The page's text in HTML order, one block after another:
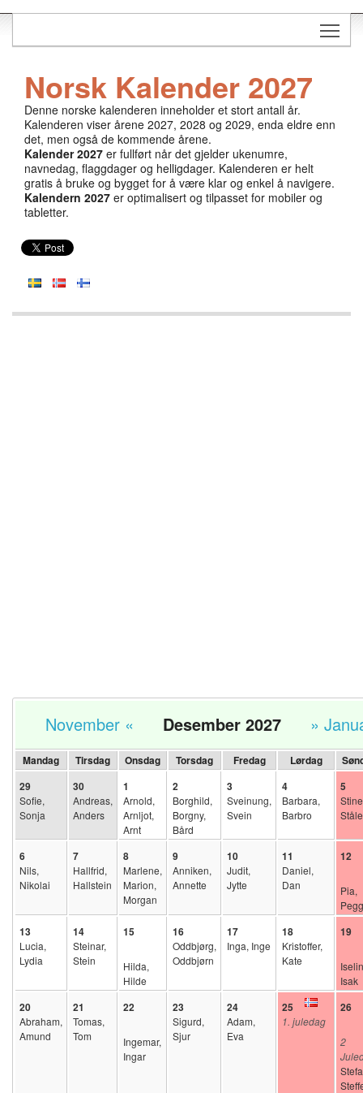
Norsk Kalender 2027
Denne norske kalenderen inneholder et stort antall år.
Kalenderen viser årene 2027, 2028 og 2029, enda eldre enn
det, men også de kommende årene.
Kalender 2027 er fullført når det gjelder ukenumre,
navnedag, flaggdager og helligdager. Kalenderen er helt
gratis å bruke og bygget for å være klar og enkel å navigere.
Kalendern 2027 er optimalisert og tilpasset for mobiler og
tabletter.
November « Desember 2027 »
Mandag Tirsdag Onsdag Torsdag Fredag Lørdag
29
Sofie,
Sonja
30
Andreas,
Anders
1
Arnold,
Arnljot,
Arnt
2
Borghild,
Borgny,
Bård
3
Sveinung,
Svein
4
Barbara,
Barbro
5
Ståle
6
Nils,
Nikolai
7
Hallfrid,
Hallstein
8
Marlene,
Marion,
Morgan
9
Anniken,
Annette
10
Judit,
Jytte
11
Daniel,
Dan
12
Pia,
13
Lucia,
Lydia
14
Steinar,
Stein
15
Hilda,
Hilde
16
Oddbjørg,
Oddbjørn
17
Inga, Inge
18
Kristoffer,
Kate
19
Isak
20
Abraham,
Amund
21
Tomas,
Tom
22
Ingemar,
Ingar
23
Sigurd,
Sjur
24
Adam,
Eva
25
1. juledag
26
2